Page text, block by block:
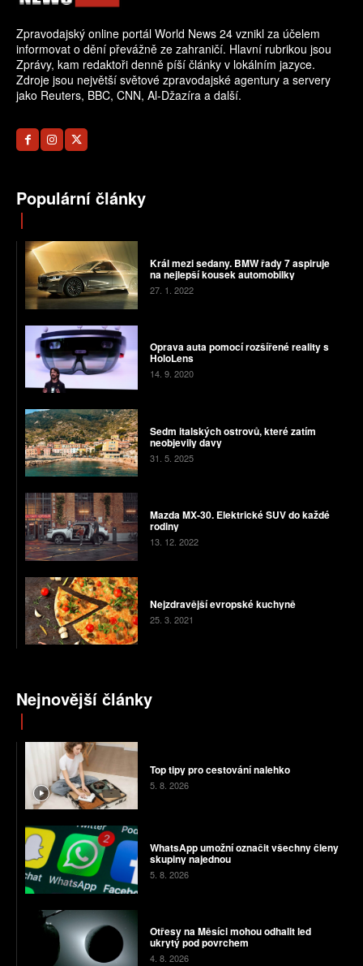
Zpravodajský online portál World News 24 vznikl za účelem
informovat o dění převážně ze zahraničí. Hlavní rubrikou jsou
Zprávy, kam redaktoři denně píší články v lokálním jazyce.
Zdroje jsou největší světové zpravodajské agentury a servery
jako Reuters, BBC, CNN, Al-Džazíra a další.
Populární články
Král mezi sedany. BMW řady 7 aspiruje
na nejlepší kousek automobilky
27. 1. 2022
Oprava auta pomocí rozšířené reality s
HoloLens
14. 9. 2020
Sedm italských ostrovů, které zatím
neobjevily davy
31. 5. 2025
Mazda MX-30. Elektrické SUV do každé
rodiny
13. 12. 2022
Nejzdravější evropské kuchyně
25. 3. 2021
Nejnovější články
Top tipy pro cestování nalehko
5. 8. 2026
WhatsApp umožní označit všechny členy
skupiny najednou
5. 8. 2026
Otřesy na Měsíci mohou odhalit led
ukrytý pod povrchem
4. 8. 2026